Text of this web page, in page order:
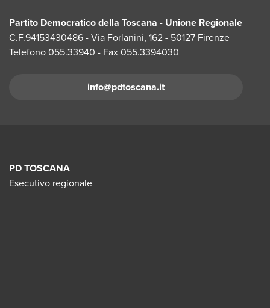
Partito Democratico della Toscana - Unione Regionale
C.F.94153430486 - Via Forlanini, 162 - 50127 Firenze
Telefono 055.33940 - Fax 055.3394030
info@pdtoscana.it
PD TOSCANA
Esecutivo regionale